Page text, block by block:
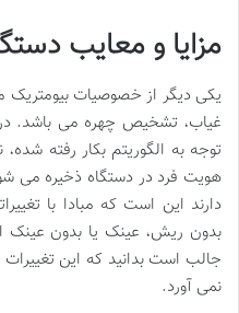
مزایا و معایب
یکی دیگر از خصوصیات بیومتریک
غیاب، تشخیص چهره می باشد. در
توجه به الگوریتم بکار رفته
هویت فرد در دستگاه ذخیره می
دارند این است که مبادا با
بدون ریش، عینک یا بدون عینک
جالب است بدانید که این
نمی آورد.